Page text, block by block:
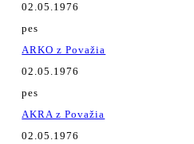
02.05.1976
pes
ARKO z Považia
02.05.1976
pes
AKRA z Považia
02.05.1976